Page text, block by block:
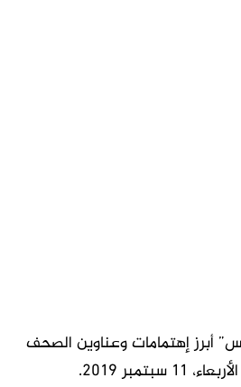
أبرز إهتمامات وعناوين الصحف
2019.